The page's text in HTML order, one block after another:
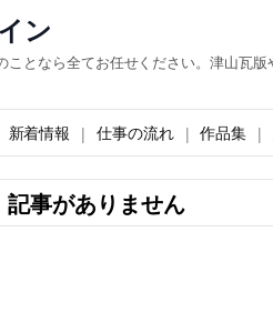
ン
となら全てお任せください。津山瓦
新着情報 仕事の流れ 作品集
記事がありません